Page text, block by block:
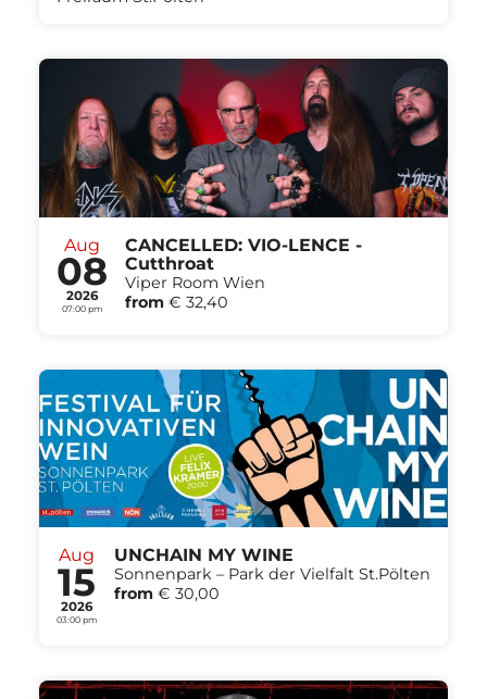
Aug
08
2026
07:00 pm
CANCELLED: VIO-LENCE -
Cutthroat
Viper Room Wien
from € 32,40
Aug
15
2026
03:00 pm
UNCHAIN MY WINE
Sonnenpark – Park der Vielfalt St.Pölten
from € 30,00